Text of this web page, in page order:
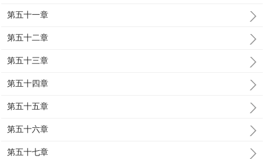
第五十一章
第五十二章
第五十三章
第五十四章
第五十五章
第五十六章
第五十七章